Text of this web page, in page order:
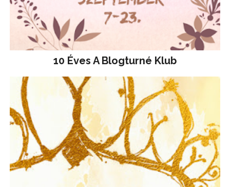
10 Éves A Blogturné Klub